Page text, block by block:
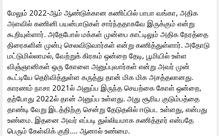
மேலும் 2022-ஆம் ஆண்டுக்கான கணிப்பில் பாபா வங்கா, அதிக
அளவில் கணினி பயன்பாடுகள் சார்ந்ததாகவே இருக்கும் என்று
கூறியுள்ளார். அதேபோல் மக்கள் முன்பை காட்டிலும் அதிக நேரத்தை
திரைகளின் முன்பு செலவிடுவார்கள் என்று கணித்துள்ளார். அதோடு
மட்டுமில்லாமல், வேற்றுக் கிரகம் ஒன்றை தேடி, பூமியில் உள்ள
விஞ்ஞானிகள் ஒரு கோளை அனுப்புவார்கள் என்று அவர் முன்
கூட்டியே தெரிவித்துள்ள கருத்து தான் மிக மிக அசத்தலானது.
காரணம் நாசா 2021ல் அனுப்ப இருந்த செயற்கை கோள் ஒன்றை,
தற்போது 2022ல் தான் அனுப்ப உள்ளது. அது சூரிய குடும்பத்தை
தாண்டி வேறு இடத்திற்கு சென்று தேடுதலில் ஈடுபட உள்ளது, என்பது
உண்மை. இதனை அவர் எப்படி துல்லியமாக கணித்தார் என்பதே
பெரும் கேள்விக் குறி…. ஆனால் உண்மை.